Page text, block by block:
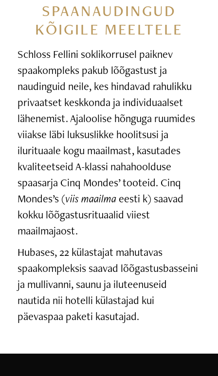
SPAANAUDINGUD
KÕIGILE MEELTELE
Schloss Fellini soklikorrusel paiknev
spaakompleks pakub lõõgastust ja
naudinguid neile, kes hindavad rahulikku
privaatset keskkonda ja individuaalset
lähenemist. Ajaloolise hõnguga ruumides
viiakse läbi luksuslikke hoolitsusi ja
ilurituaale kogu maailmast, kasutades
kvaliteetseid A-klassi nahahoolduse
spaasarja Cinq Mondes’ tooteid. Cinq
Mondes’s (viis maailma eesti k) saavad
kokku lõõgastusrituaalid viiest
maailmajaost.
Hubases, 22 külastajat mahutavas
spaakompleksis saavad lõõgastusbasseini
ja mullivanni, saunu ja iluteenuseid
nautida nii hotelli külastajad kui
päevaspaa paketi kasutajad.